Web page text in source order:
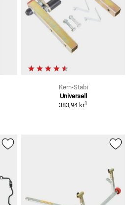
Kern-Stabi
Universell
383,94 kr1